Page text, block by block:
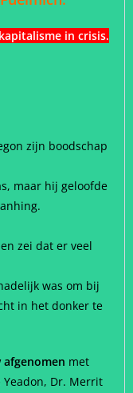
in crisis.
zijn boodschap
maar hij geloofde
zei dat er veel
was om bij
in het donker te
met
Dr. Merrit